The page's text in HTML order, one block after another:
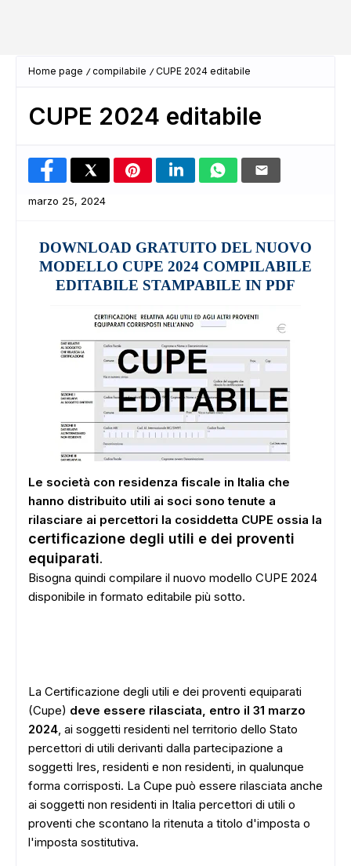
Home page compilabile CUPE 2024 editabile
CUPE 2024 editabile
marzo 25, 2024
DOWNLOAD GRATUITO DEL NUOVO
MODELLO CUPE 2024 COMPILABILE
EDITABILE STAMPABILE IN PDF
Le società con residenza fiscale in Italia che
hanno distribuito utili ai soci sono tenute a
rilasciare ai percettori la cosiddetta CUPE ossia la
certificazione degli utili e dei proventi
equiparati.
Bisogna quindi compilare il nuovo modello CUPE 2024
disponibile in formato editabile più sotto.
La Certificazione degli utili e dei proventi equiparati
(Cupe) deve essere rilasciata, entro il 31 marzo
2024, ai soggetti residenti nel territorio dello Stato
percettori di utili derivanti dalla partecipazione a
soggetti Ires, residenti e non residenti, in qualunque
forma corrisposti. La Cupe può essere rilasciata anche
ai soggetti non residenti in Italia percettori di utili o
proventi che scontano la ritenuta a titolo d'imposta o
l'imposta sostitutiva.